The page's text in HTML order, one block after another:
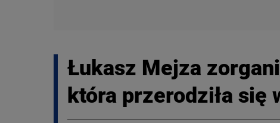
Łukasz Mejza
która przerodziła się